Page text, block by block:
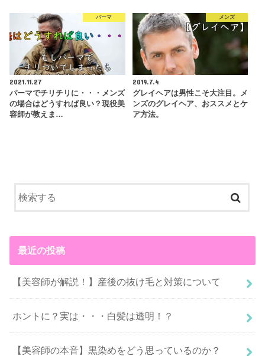
パーマ
2021.11.27
パーマでチリチリに・・・メンズ
の場合はどうすれば良い？現役美
容師が教えま…
メンズ
2019.7.4
グレイヘアは男性こそ大注目。メ
ンズのグレイヘア、おススメとケ
ア方法。
最近の投稿
【美容師が解説！】産後の抜け毛と対策について
ホントに？実は・・・白髪は透明！？
【美容師の本音】黒染めをどう思っているのか？